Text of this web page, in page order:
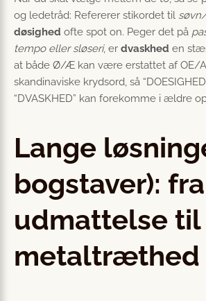
og ledetråd: Refererer stikordet til
døsighed ofte spot on. Peger det på
tempo eller sløseri, er dvaskhed en
at både Ø/Æ kan være erstattet af OE/
skandinaviske krydsord, så
“DVASKHED” kan forekomme i ældre
Lange
bogstaver): fra
udmattelse til
metaltræthed